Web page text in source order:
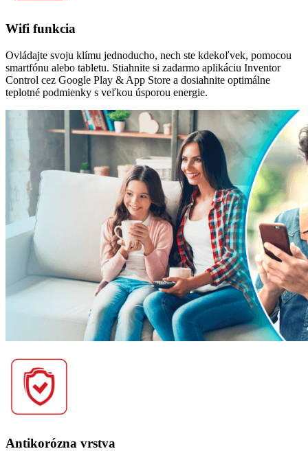
Wifi funkcia
Ovládajte svoju klímu jednoducho, nech ste kdekoľvek, pomocou
smartfónu alebo tabletu. Stiahnite si zadarmo aplikáciu Inventor
Control cez Google Play & App Store a dosiahnite optimálne
teplotné podmienky s veľkou úsporou energie.
Antikorózna vrstva